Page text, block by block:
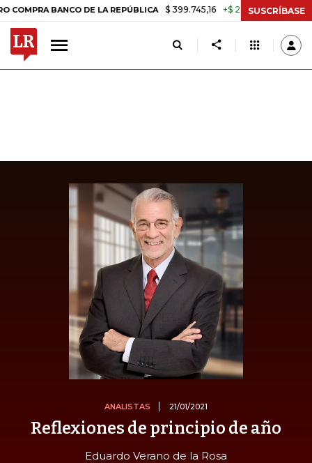
BANCO DE LA REPÚBLICA $ 399.745,16 +$ 2.295,71 +0,58%
SUSCRÍBASE
ANALISTAS 21/01/2021
Reflexiones de principio de año
Eduardo Verano de la Rosa